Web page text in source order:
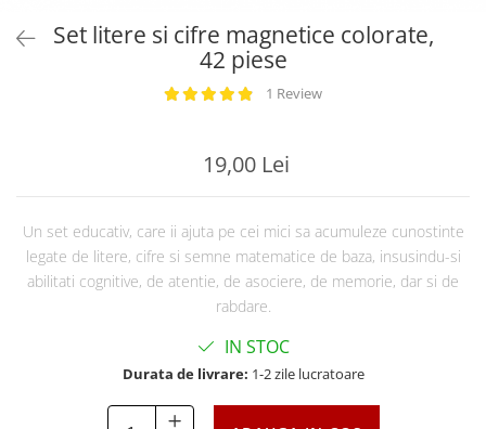
Set litere si cifre magnetice colorate,
42 piese
1 Review
19,00 Lei
Un set educativ, care ii ajuta pe cei mici sa acumuleze cunostinte
legate de litere, cifre si semne matematice de baza, insusindu-si
abilitati cognitive, de atentie, de asociere, de memorie, dar si de
rabdare.
IN STOC
Durata de livrare: 1-2 zile lucratoare